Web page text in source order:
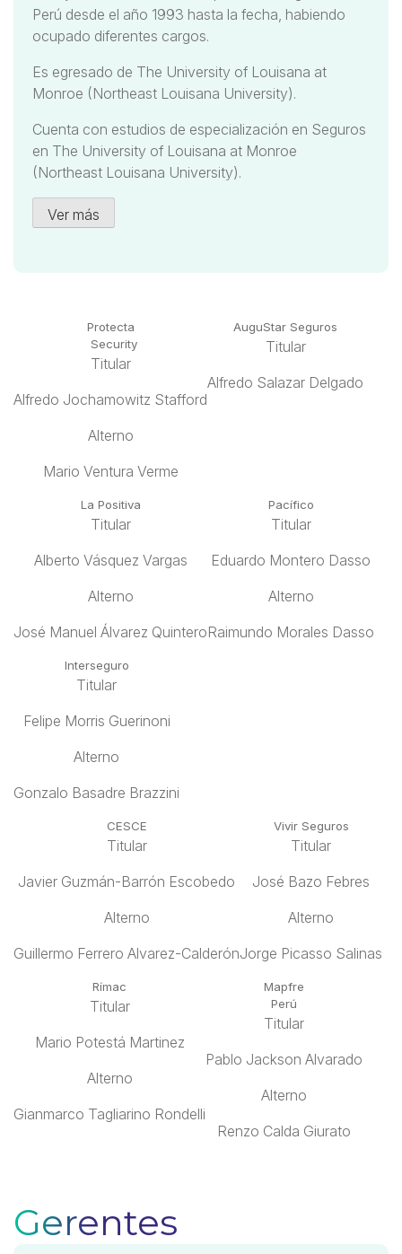
Perú desde el año 1993 hasta la fecha, habiendo
ocupado diferentes cargos.
Es egresado de The University of Louisana at
Monroe (Northeast Louisana University).
Cuenta con estudios de especialización en Seguros
en The University of Louisana at Monroe
(Northeast Louisana University).
Ver más
Protecta
Security
Titular
Alfredo Jochamowitz Stafford
Alterno
Mario Ventura Verme
AuguStar Seguros
Titular
Alfredo Salazar Delgado
La Positiva
Titular
Alberto Vásquez Vargas
Alterno
José Manuel Álvarez Quintero
Pacífico
Titular
Eduardo Montero Dasso
Alterno
Raimundo Morales Dasso
Interseguro
Titular
Felipe Morris Guerinoni
Alterno
Gonzalo Basadre Brazzini
CESCE
Titular
Javier Guzmán-Barrón Escobedo
Alterno
Guillermo Ferrero Alvarez-Calderón
Vivir Seguros
Titular
José Bazo Febres
Alterno
Jorge Picasso Salinas
Rímac
Titular
Mario Potestá Martinez
Alterno
Gianmarco Tagliarino Rondelli
Mapfre
Perú
Titular
Pablo Jackson Alvarado
Alterno
Renzo Calda Giurato
Gerentes